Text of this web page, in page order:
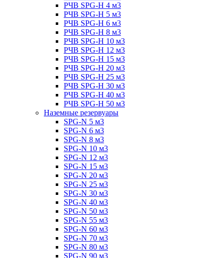
РЧВ SPG-H 4 м3
РЧВ SPG-H 5 м3
РЧВ SPG-H 6 м3
РЧВ SPG-H 8 м3
РЧВ SPG-H 10 м3
РЧВ SPG-H 12 м3
РЧВ SPG-H 15 м3
РЧВ SPG-H 20 м3
РЧВ SPG-H 25 м3
РЧВ SPG-H 30 м3
РЧВ SPG-H 40 м3
РЧВ SPG-H 50 м3
Наземные резервуары
SPG-N 5 м3
SPG-N 6 м3
SPG-N 8 м3
SPG-N 10 м3
SPG-N 12 м3
SPG-N 15 м3
SPG-N 20 м3
SPG-N 25 м3
SPG-N 30 м3
SPG-N 40 м3
SPG-N 50 м3
SPG-N 55 м3
SPG-N 60 м3
SPG-N 70 м3
SPG-N 80 м3
SPG-N 90 м3